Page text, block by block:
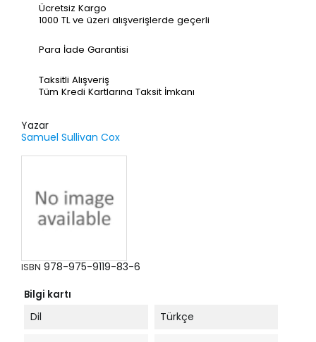
Ücretsiz Kargo
1000 TL ve üzeri alışverişlerde geçerli
Para İade Garantisi
Taksitli Alışveriş
Tüm Kredi Kartlarına Taksit İmkanı
Yazar
Samuel Sullivan Cox
ISBN 978-975-9119-83-6
Bilgi kartı
Dil Türkçe